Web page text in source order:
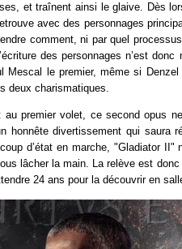
et traînent ainsi le glaive. Dès
avec des personnages
comment, ni par quel
des personnages n’est
Mescal le premier, même si
deux charismatiques.
au premier volet, ce second opus
honnête divertissement qui saura
d’état en marche, "Gladiator
lâcher la main. La relève est
24 ans pour la découvrir en